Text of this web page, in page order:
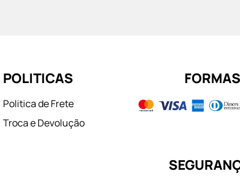
POLITICAS
Politica de Frete
Troca e Devolução